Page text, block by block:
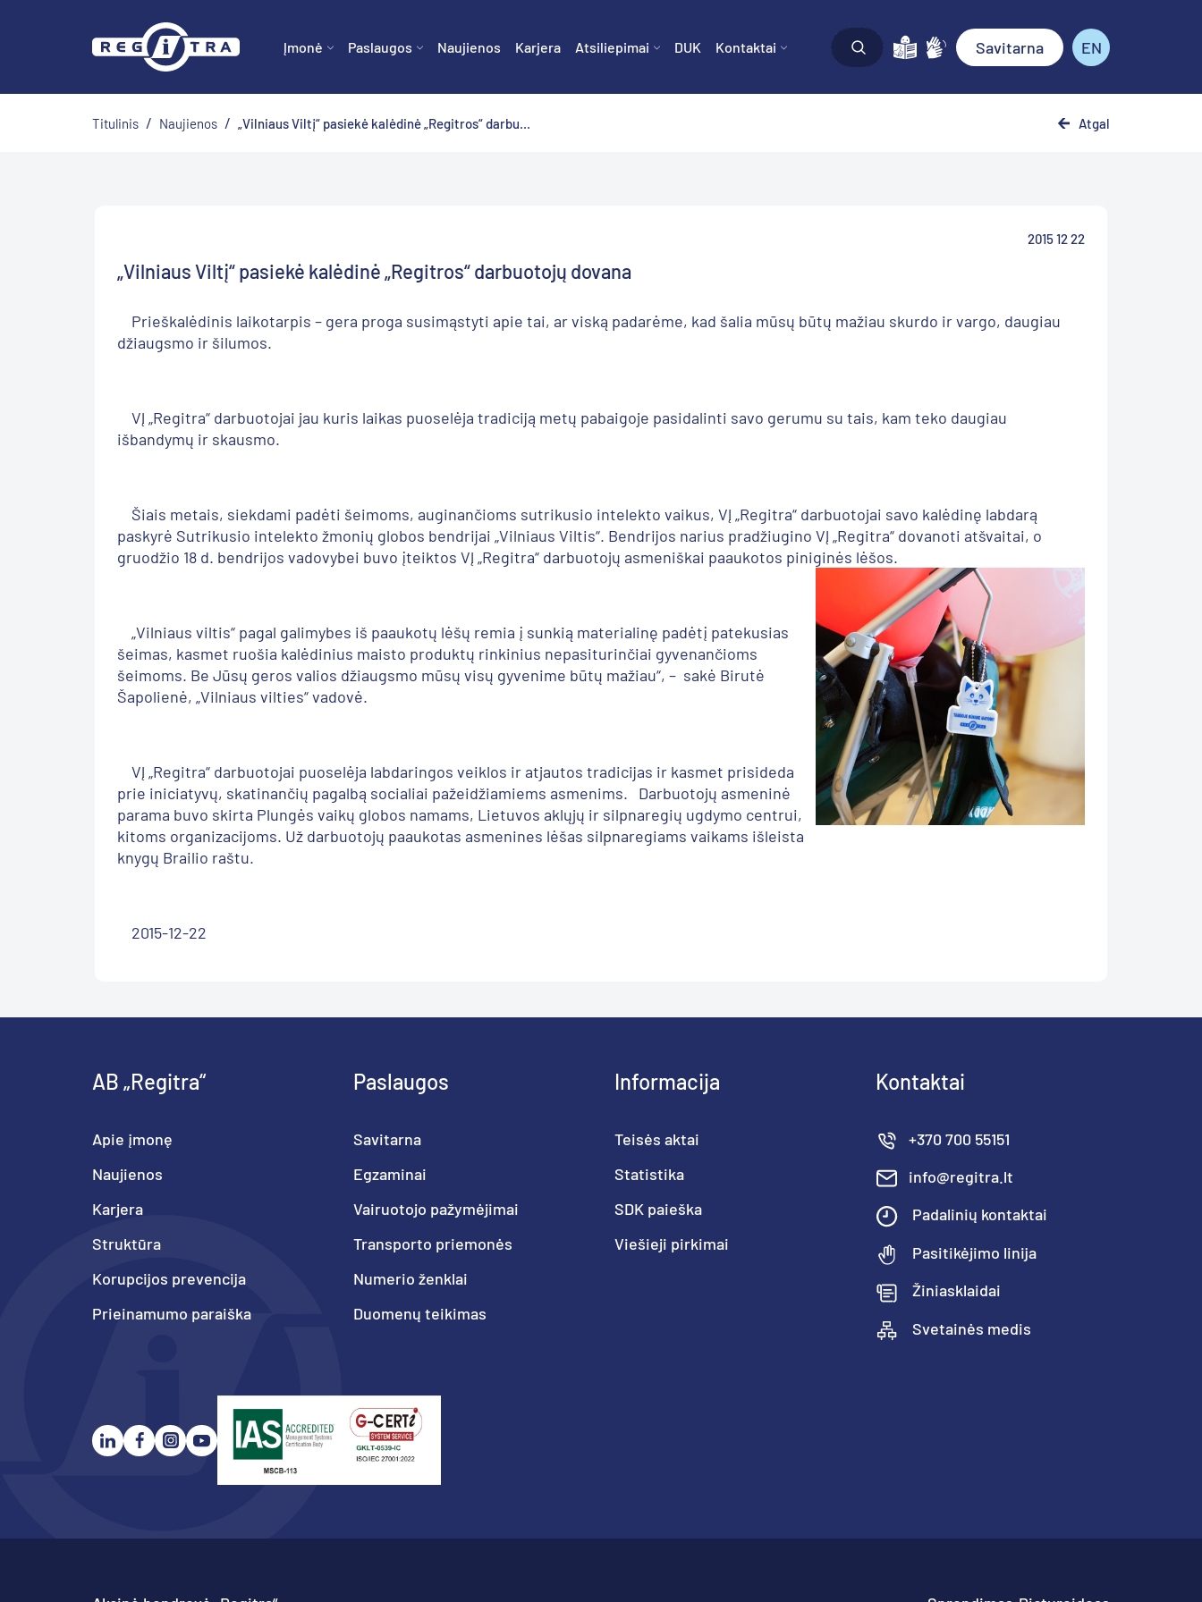
Įmonė Paslaugos Naujienos Karjera Atsiliepimai DUK Kontaktai Savitarna EN
Titulinis / Naujienos / „Vilniaus Viltį“ pasiekė kalėdinė „Regitros“ darbu... Atgal
2015 12 22
„Vilniaus Viltį“ pasiekė kalėdinė „Regitros“ darbuotojų dovana
Prieškalėdinis laikotarpis – gera proga susimąstyti apie tai, ar viską padarėme, kad šalia mūsų būtų mažiau skurdo ir vargo, daugiau
džiaugsmo ir šilumos.
VĮ „Regitra“ darbuotojai jau kuris laikas puoselėja tradiciją metų pabaigoje pasidalinti savo gerumu su tais, kam teko daugiau
išbandymų ir skausmo.
Šiais metais, siekdami padėti šeimoms, auginančioms sutrikusio intelekto vaikus, VĮ „Regitra“ darbuotojai savo kalėdinę labdarą
paskyrė Sutrikusio intelekto žmonių globos bendrijai „Vilniaus Viltis“. Bendrijos narius pradžiugino VĮ „Regitra“ dovanoti atšvaitai, o
gruodžio 18 d. bendrijos vadovybei buvo įteiktos VĮ „Regitra“ darbuotojų asmeniškai paaukotos piniginės lėšos.
„Vilniaus viltis“ pagal galimybes iš paaukotų lėšų remia į sunkią materialinę padėtį patekusias
šeimas, kasmet ruošia kalėdinius maisto produktų rinkinius nepasiturinčiai gyvenančioms
šeimoms. Be Jūsų geros valios džiaugsmo mūsų visų gyvenime būtų mažiau“, – sakė Birutė
Šapolienė, „Vilniaus vilties“ vadovė.
VĮ „Regitra“ darbuotojai puoselėja labdaringos veiklos ir atjautos tradicijas ir kasmet prisideda
prie iniciatyvų, skatinančių pagalbą socialiai pažeidžiamiems asmenims. Darbuotojų asmeninė
parama buvo skirta Plungės vaikų globos namams, Lietuvos aklųjų ir silpnaregių ugdymo centrui,
kitoms organizacijoms. Už darbuotojų paaukotas asmenines lėšas silpnaregiams vaikams išleista
knygų Brailio raštu.
2015-12-22
AB „Regitra“
Apie įmonę
Naujienos
Karjera
Struktūra
Korupcijos prevencija
Prieinamumo paraiška
Paslaugos
Savitarna
Egzaminai
Vairuotojo pažymėjimai
Transporto priemonės
Numerio ženklai
Duomenų teikimas
Informacija
Teisės aktai
Statistika
SDK paieška
Viešieji pirkimai
Kontaktai
+370 700 55151
info@regitra.lt
Padalinių kontaktai
Pasitikėjimo linija
Žiniasklaidai
Svetainės medis